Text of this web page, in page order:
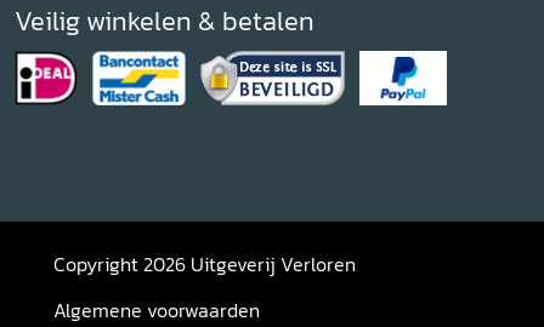
Veilig winkelen & betalen
Copyright 2026 Uitgeverij Verloren
Algemene voorwaarden